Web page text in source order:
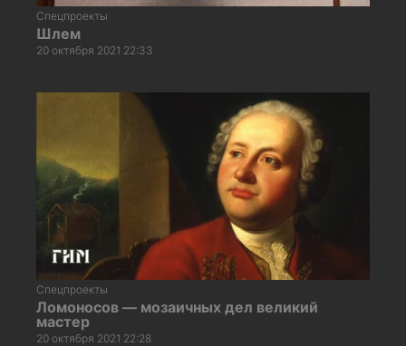
Спецпроекты
Шлем
20 октября 2021 22:33
Спецпроекты
Ломоносов — мозаичных дел великий
мастер
20 октября 2021 22:28